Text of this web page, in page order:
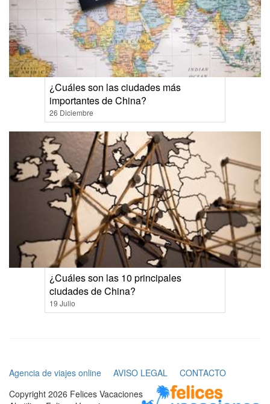
¿Cuáles son las ciudades más
importantes de China?
26 Diciembre
¿Cuáles son las 10 principales
ciudades de China?
19 Julio
Agencia de viajes online AVISO LEGAL
CONTACTO
Copyright 2026 Felices Vacaciones